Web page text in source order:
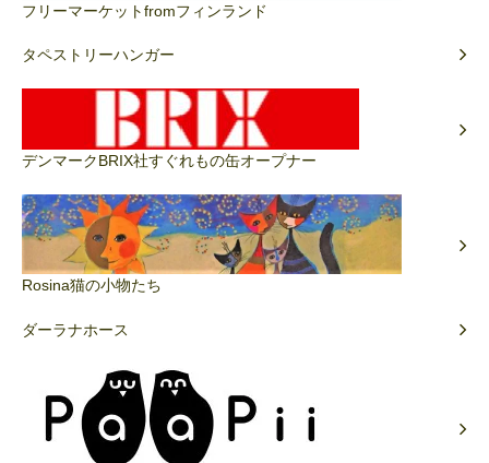
フリーマーケットfromフィンランド
タペストリーハンガー
デンマークBRIX社すぐれもの缶オープナー
Rosina猫の小物たち
ダーラナホース